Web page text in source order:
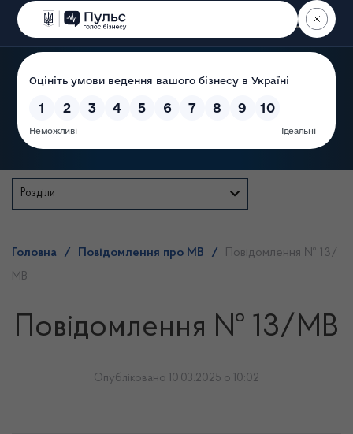
Пошук
Розділи
Головна / Повідомлення про МВ /
Повідомлення № 13/
МВ
Повідомлення № 13/МВ
Опубліковано 10.03.2025 о 10:02